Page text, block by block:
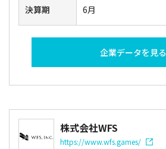
決算期 6月
企業データを見る
株式会社WFS
https://www.wfs.games/